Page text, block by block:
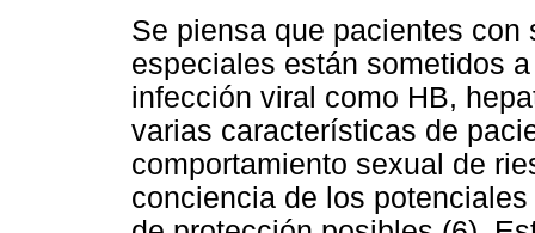
Se piensa que pacientes
especiales están sometidos
infección viral como HB,
varias características de
comportamiento sexual de
conciencia de los